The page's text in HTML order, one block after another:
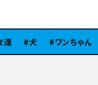
犬 ワンちゃん